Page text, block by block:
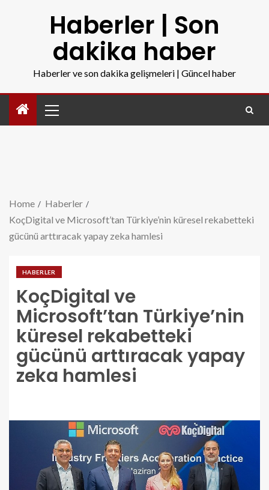
Haberler | Son
dakika haber
Haberler ve son dakika gelişmeleri | Güncel haber
Home
Haberler
KoçDigital ve Microsoft’tan Türkiye’nin küresel rekabetteki
gücünü arttıracak yapay zeka hamlesi
HABERLER
KoçDigital ve
Microsoft’tan Türkiye’nin
küresel rekabetteki
gücünü arttıracak yapay
zeka hamlesi